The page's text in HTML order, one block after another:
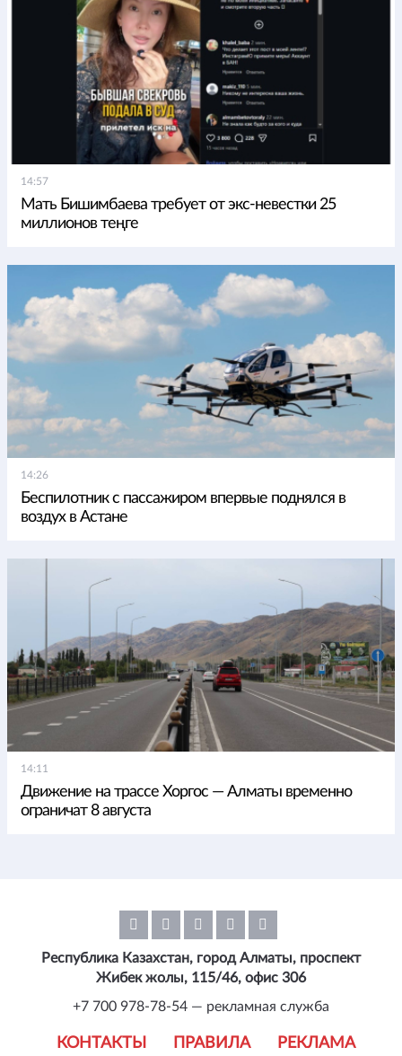
14:57
Мать Бишимбаева требует от экс-невестки 25
миллионов теңге
14:26
Беспилотник с пассажиром впервые поднялся в
воздух в Астане
14:11
Движение на трассе Хоргос — Алматы временно
ограничат 8 августа
КОНТАКТЫ ПРАВИЛА РЕКЛАМА
Республика Казахстан, город Алматы, проспект
Жибек жолы, 115/46, офис 306
+7 700 978-78-54 — рекламная служба